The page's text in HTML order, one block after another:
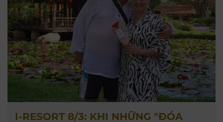
I-RESORT 8/3: KHI NHỮNG "ĐÓA